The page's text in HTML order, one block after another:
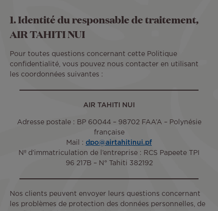
1. Identité du responsable de traitement,
AIR TAHITI NUI
Pour toutes questions concernant cette Politique
confidentialité, vous pouvez nous contacter en utilisant
les coordonnées suivantes :
AIR TAHITI NUI
Adresse postale : BP 60044 – 98702 FAA’A – Polynésie
française
Mail : dpo@airtahitinui.pf
Nº d’immatriculation de l’entreprise : RCS Papeete TPI
96 217B – N° Tahiti 382192
Nos clients peuvent envoyer leurs questions concernant
les problèmes de protection des données personnelles, de